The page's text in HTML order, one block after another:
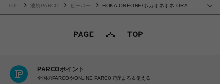
TOP 池袋PARCO ビーバー
HOKA ONEONE/ホカオネオネ ORA
PARCOポイント
全国のPARCOやONLINE PARCOで貯まる＆使える